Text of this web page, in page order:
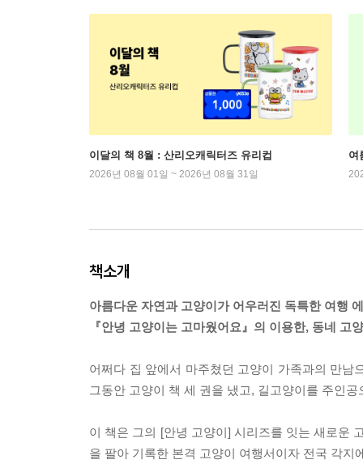
이달의 책 8월 : 산리오캐릭터즈 유리컵
2026년 08월 01일 ~ 2026년 08월 31일
여
책소개
아름다운 자연과 고양이가 어우러진 독특한 여행
『안녕 고양이는 고마웠어요』의 이용한, 동네 고
어쩌다 집 앞에서 마주쳤던 고양이 가족과의 만
그동안 고양이 책 세 권을 냈고, 길고양이를 주인
이 책은 그의 [안녕 고양이] 시리즈를 잇는 새로운
을 팔아 기록한 본격 고양이 여행서이자 전국 각